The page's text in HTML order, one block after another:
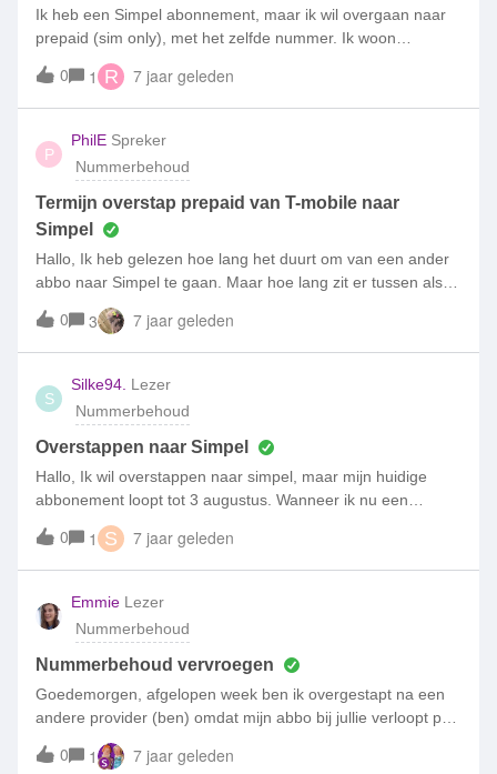
Ik heb een Simpel abonnement, maar ik wil overgaan naar
prepaid (sim only), met het zelfde nummer. Ik woon
momenteel in het buitenland maar wil mijn Nederlands
nummer behouden, liefs geen vast bedrag per maand.
0 1 R 7 jaar geleden
P
PhilE Spreker
Nummerbehoud
Termijn overstap prepaid van T-mobile naar
Simpel
Hallo, Ik heb gelezen hoe lang het duurt om van een ander
abbo naar Simpel te gaan. Maar hoe lang zit er tussen als ik
nu bestel en ik wil mijn nummer van mijn prepaid
meenemen?
0 3 7 jaar geleden
S
Silke94. Lezer
Nummerbehoud
Overstappen naar Simpel
Hallo, Ik wil overstappen naar simpel, maar mijn huidige
abbonement loopt tot 3 augustus. Wanneer ik nu een
abbonnement afsluit kan ik die dan vanaf dan laten in gaan
of begint deze direct? Ik wil wel graag mijn huidige nummer
behouden.
0 1 S 7 jaar geleden
Emmie Lezer
Nummerbehoud
Nummerbehoud vervroegen
Goedemorgen, afgelopen week ben ik overgestapt na een
andere provider (ben) omdat mijn abbo bij jullie verloopt per
8-2-19. Jullie hebben aangegeven dat mijn nummer op 11-2
kan worden overgezet. Is het mogelijk dat dit op 9-2
0 1 7 jaar geleden